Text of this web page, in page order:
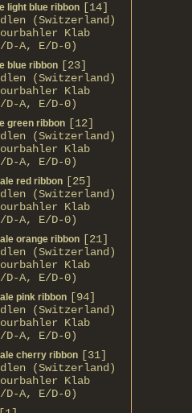
light blue ribbon [14]
(Switzerland)
Klab
A, E/D-0)
blue ribbon [23]
(Switzerland)
Klab
A, E/D-0)
green ribbon [12]
(Switzerland)
Klab
A, E/D-0)
red ribbon [25]
(Switzerland)
Klab
A, E/D-0)
orange ribbon [21]
(Switzerland)
Klab
A, E/D-0)
pink ribbon [94]
(Switzerland)
Klab
A, E/D-0)
cherry ribbon [31]
(Switzerland)
Klab
A, E/D-0)